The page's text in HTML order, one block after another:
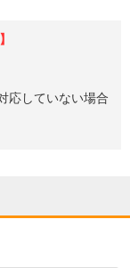
応していない場合